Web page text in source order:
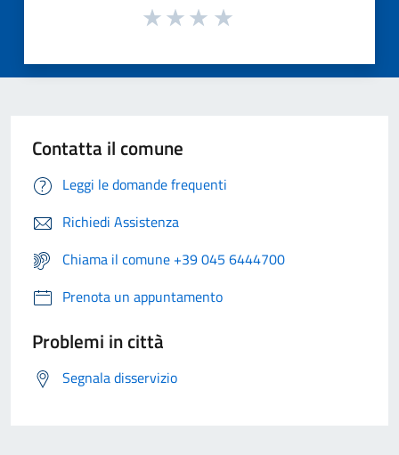
Contatta il comune
Leggi le domande frequenti
Richiedi Assistenza
Chiama il comune +39 045 6444700
Prenota un appuntamento
Problemi in città
Segnala disservizio